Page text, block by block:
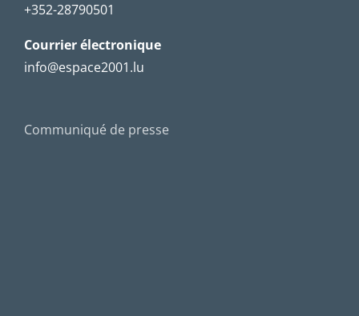
+352-28790501
Courrier électronique
info@espace2001.lu
Communiqué de presse